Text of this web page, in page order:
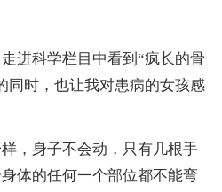
科学栏目中看到“疯长的骨
同时，也让我对患病的女孩感
身子不会动，只有几根手
体的任何一个部位都不能弯